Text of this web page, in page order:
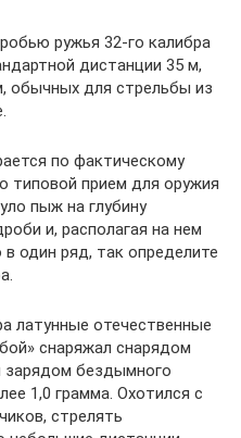
ружья 32-го калибра
дистанции 35 м,
обычных для стрельбы из
по фактическому
типовой прием для оружия
пыж на глубину
и, располагая на нем
один ряд, так определите
латунные отечественные
снаряжал снарядом
зарядом бездымного
1,0 грамма. Охотился с
стрелять